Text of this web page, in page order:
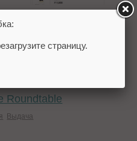
в Индии. Пока
попали в
Roundtable
Выдача
страницу.